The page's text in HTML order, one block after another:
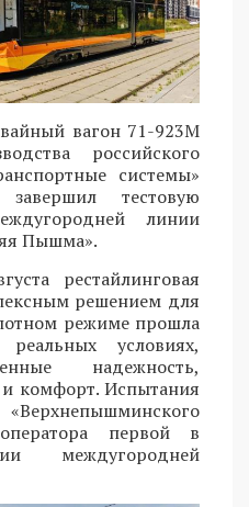
вагон 71-923М
российского
системы»
тестовую
линии
Пышма».
рестайлинговая
решением для
режиме прошла
условиях,
надежность,
комфорт. Испытания
первой в
междугородней